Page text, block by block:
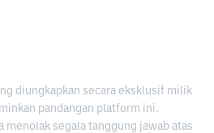
diungkapkan secara eksklusif milik
pandangan platform ini.
menolak segala tanggung jawab atas